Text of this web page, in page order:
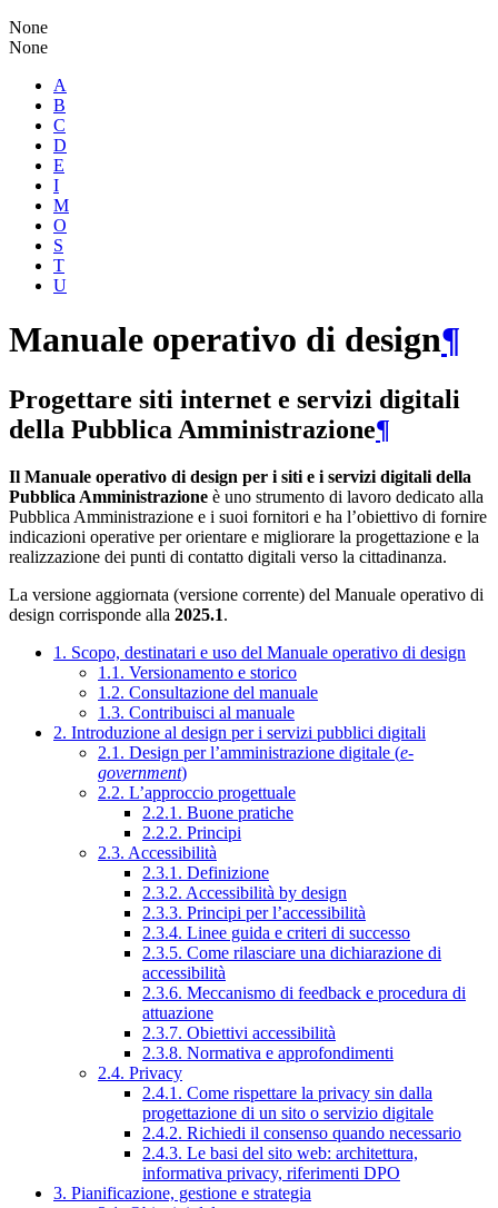
None
None
A
B
C
D
E
I
M
O
S
T
U
Manuale operativo di design¶
Progettare siti internet e servizi digitali
della Pubblica Amministrazione¶
Il Manuale operativo di design per i siti e i servizi digitali della
Pubblica Amministrazione è uno strumento di lavoro dedicato alla
Pubblica Amministrazione e i suoi fornitori e ha l’obiettivo di fornire
indicazioni operative per orientare e migliorare la progettazione e la
realizzazione dei punti di contatto digitali verso la cittadinanza.
La versione aggiornata (versione corrente) del Manuale operativo di
design corrisponde alla 2025.1.
1. Scopo, destinatari e uso del Manuale operativo di design
1.1. Versionamento e storico
1.2. Consultazione del manuale
1.3. Contribuisci al manuale
2. Introduzione al design per i servizi pubblici digitali
2.1. Design per l’amministrazione digitale (e-
government)
2.2. L’approccio progettuale
2.2.1. Buone pratiche
2.2.2. Principi
2.3. Accessibilità
2.3.1. Definizione
2.3.2. Accessibilità by design
2.3.3. Principi per l’accessibilità
2.3.4. Linee guida e criteri di successo
2.3.5. Come rilasciare una dichiarazione di
accessibilità
2.3.6. Meccanismo di feedback e procedura di
attuazione
2.3.7. Obiettivi accessibilità
2.3.8. Normativa e approfondimenti
2.4. Privacy
2.4.1. Come rispettare la privacy sin dalla
progettazione di un sito o servizio digitale
2.4.2. Richiedi il consenso quando necessario
2.4.3. Le basi del sito web: architettura,
informativa privacy, riferimenti DPO
3. Pianificazione, gestione e strategia